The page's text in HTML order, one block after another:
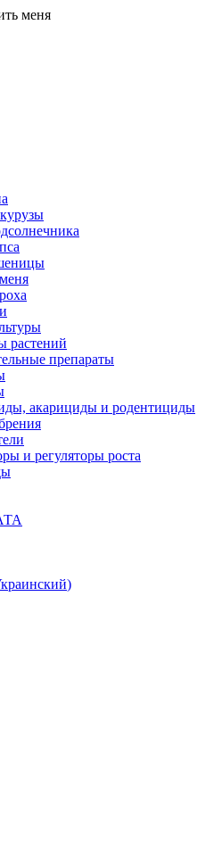
меня
растений
препараты
акарициды и родентициды
и регуляторы роста
)